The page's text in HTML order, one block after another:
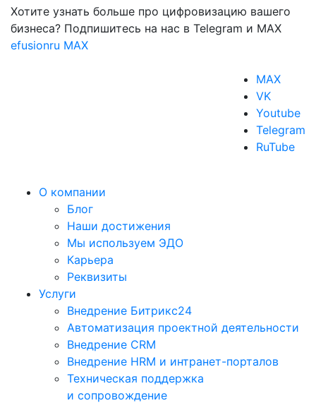
Хотите узнать больше про цифровизацию вашего
бизнеса? Подпишитесь на нас в Telegram и MAX
efusionru MAX
MAX
VK
Youtube
Telegram
RuTube
О компании
Блог
Наши достижения
Мы используем ЭДО
Карьера
Реквизиты
Услуги
Внедрение Битрикс24
Автоматизация проектной деятельности
Внедрение CRM
Внедрение HRM и интранет-порталов
Техническая поддержка
и сопровождение